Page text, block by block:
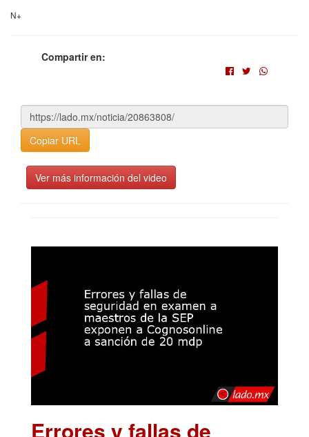
N+
Compartir en:
Copiar URL
Ver más información del video
Errores y fallas de